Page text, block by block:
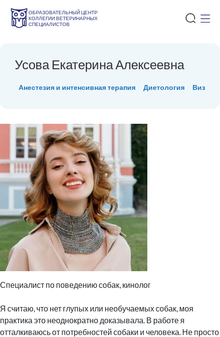
ОБРАЗОВАТЕЛЬНЫЙ ЦЕНТР
КОЛЛЕГИИ ВЕТЕРИНАРНЫХ
СПЕЦИАЛИСТОВ
Усова Екатерина Алексеевна
Анестезия и интенсивная терапия Диетология
Специалист по поведению собак, кинолог
Я считаю, что нет глупых или необучаемых собак, моя
практика это неоднократно доказывала. В работе я
отталкиваюсь от потребностей собаки и человека. Не просто